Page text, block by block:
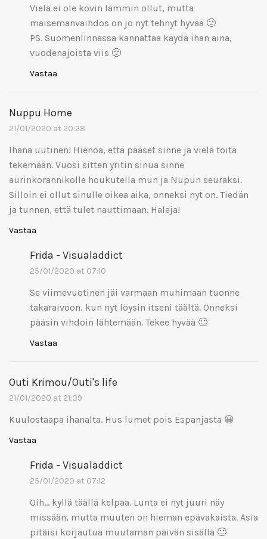
Vielä ei ole kovin lämmin ollut, mutta
maisemanvaihdos on jo nyt tehnyt hyvää 🙂
PS. Suomenlinnassa kannattaa käydä ihan aina,
vuodenajoista viis 🙂
Vastaa
Nuppu Home
21/01/2020 at 20:28
Ihana uutinen! Hienoa, että pääset sinne ja vielä töitä
tekemään. Vuosi sitten yritin sinua sinne
aurinkorannikolle houkutella mun ja Nupun seuraksi.
Silloin ei ollut sinulle oikea aika, onneksi nyt on. Tiedän
ja tunnen, että tulet nauttimaan. Haleja!
Vastaa
Frida - Visualaddict
25/01/2020 at 07:10
Se viimevuotinen jäi varmaan muhimaan tuonne
takaraivoon, kun nyt löysin itseni täältä. Onneksi
pääsin vihdoin lähtemään. Tekee hyvää 🙂
Vastaa
Outi Krimou/Outi's life
21/01/2020 at 21:09
Kuulostaapa ihanalta. Hus lumet pois Espanjasta 😀
Vastaa
Frida - Visualaddict
25/01/2020 at 07:12
Oih… kyllä täällä kelpaa. Lunta ei nyt juuri näy
missään, mutta muuten on hieman epävakaista. Asia
pitäisi korjautua muutaman päivän sisällä 🙂